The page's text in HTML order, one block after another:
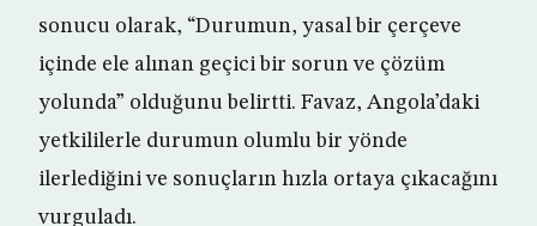
sonucu olarak, “Durumun, yasal bir çerçeve
içinde ele alınan geçici bir sorun ve çözüm
yolunda” olduğunu belirtti. Favaz, Angola’daki
yetkililerle durumun olumlu bir yönde
ilerlediğini ve sonuçların hızla ortaya çıkacağını
vurguladı.